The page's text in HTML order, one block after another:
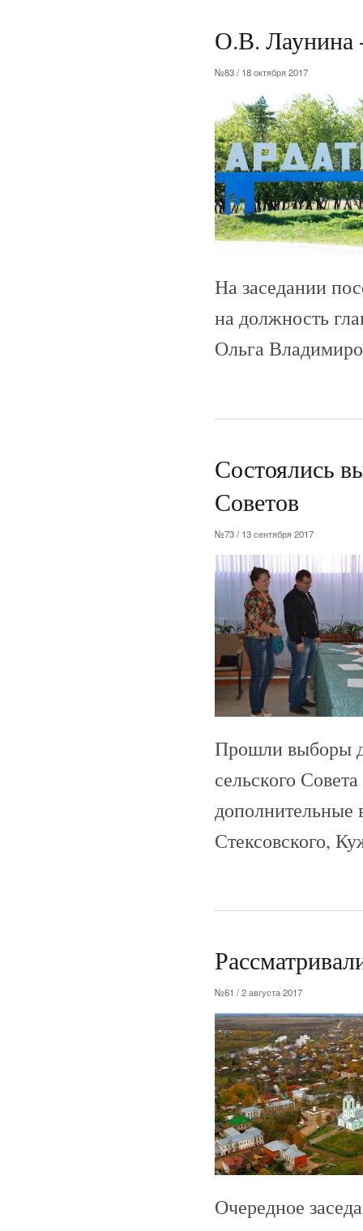
О.В. Лаунина
№83 / 18 октября 2017
На заседании
на должность
Ольга
Состоялись
Советов
№73 / 13 сентября 2017
Прошли выборы
сельского
дополнительные
Стексовского,
№61 / 2 августа 2017
Очередное